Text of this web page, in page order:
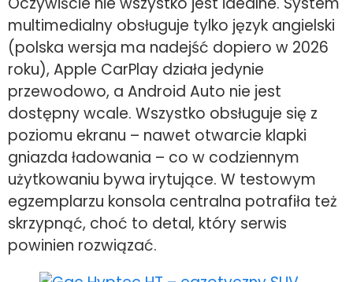
multimedialny obsługuje tylko język angielski
(polska wersja ma nadejść dopiero w 2026
roku), Apple CarPlay działa jedynie
przewodowo, a Android Auto nie jest
dostępny wcale. Wszystko obsługuje się z
poziomu ekranu – nawet otwarcie klapki
gniazda ładowania – co w codziennym
użytkowaniu bywa irytujące. W testowym
egzemplarzu konsola centralna potrafiła też
skrzypnąć, choć to detal, który serwis
powinien rozwiązać.